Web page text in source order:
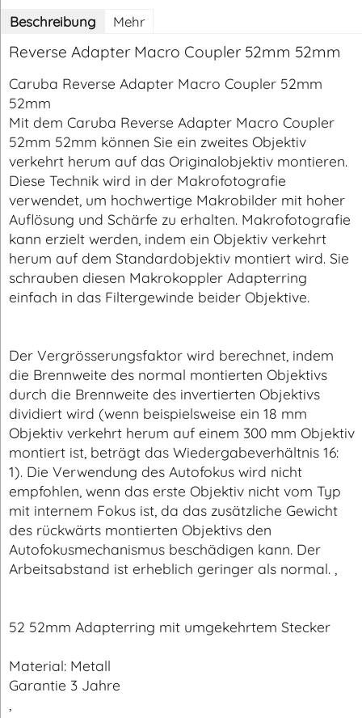
Beschreibung Mehr
Reverse Adapter Macro Coupler 52mm 52mm
Caruba Reverse Adapter Macro Coupler 52mm
52mm
Mit dem Caruba Reverse Adapter Macro Coupler
52mm 52mm können Sie ein zweites Objektiv
verkehrt herum auf das Originalobjektiv montieren.
Diese Technik wird in der Makrofotografie
verwendet, um hochwertige Makrobilder mit hoher
Auflösung und Schärfe zu erhalten. Makrofotografie
kann erzielt werden, indem ein Objektiv verkehrt
herum auf dem Standardobjektiv montiert wird. Sie
Der Vergrösserungsfaktor wird berechnet, indem
die Brennweite des normal montierten Objektivs
durch die Brennweite des invertierten Objektivs
dividiert wird (wenn beispielsweise ein 18 mm
Objektiv verkehrt herum auf einem 300 mm Objektiv
montiert ist, beträgt das Wiedergabeverhältnis 16:
1). Die Verwendung des Autofokus wird nicht
empfohlen, wenn das erste Objektiv nicht vom Typ
mit internem Fokus ist, da das zusätzliche Gewicht
des rückwärts montierten Objektivs den
52 52mm Adapterring mit umgekehrtem Stecker
Material: Metall